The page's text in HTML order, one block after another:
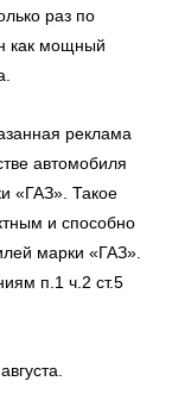
раз по
как мощный
реклама
автомобиля
«ГАЗ». Такое
и способно
марки «ГАЗ».
п.1 ч.2 ст.5